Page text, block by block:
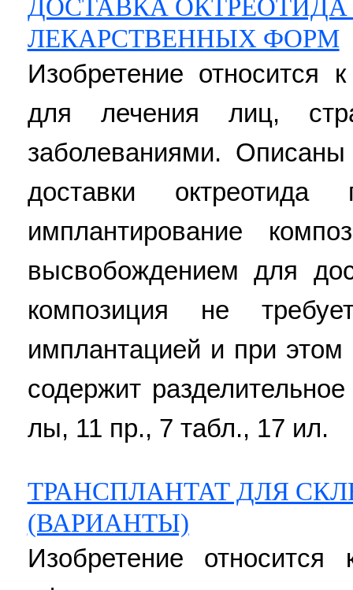
ДОСТАВКА
ЛЕКАРСТВЕННЫХ ФОРМ
Изобретение относится
для лечения лиц,
заболеваниями.
доставки октреотида
имплантирование
высвобождением для
композиция не
имплантацией и при этом
содержит
лы, 11 пр., 7 табл., 17 ил.
ТРАНСПЛАНТАТ ДЛЯ
(ВАРИАНТЫ)
Изобретение